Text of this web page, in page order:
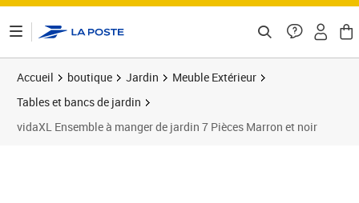
Accueil boutique Jardin
Meuble Extérieur
Tables et bancs de jardin
vidaXL Ensemble à manger de jardin 7 Pièces Marron et noir